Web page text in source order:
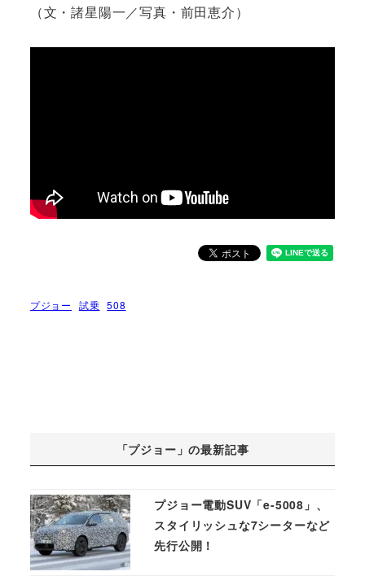
（文・諸星陽一／写真・前田恵介）
プジョー 試乗 508
「プジョー」の最新記事
プジョー電動SUV「e-5008」、
スタイリッシュな7シーターなど
先行公開！